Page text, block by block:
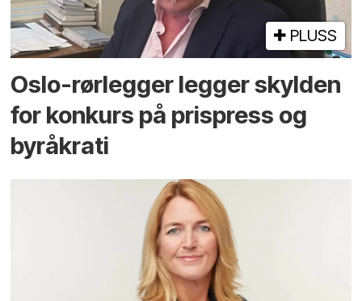
PLUSS
Oslo-rørlegger legger skylden
for konkurs på prispress og
byråkrati